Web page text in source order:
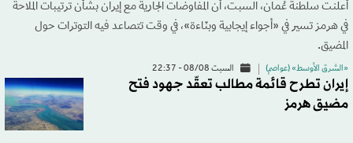
أعلنت سلطنة عُمان، السبت، أن المفاوضات الجارية مع إيران بشأن ترتيبات الملاحة
في هرمز تسير في «أجواء إيجابية وبنّاءة»، في وقت تتصاعد فيه التوترات حول
المضيق.
«الشرق الأوسط» (عواصم) السبت 08/08 - 22:37
إيران تطرح قائمة مطالب تعقّد جهود فتح
مضيق هرمز